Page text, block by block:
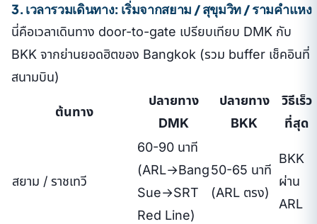
3. เวลารวมเดินทาง: เริ่มจากสยาม / สุขุมวิท / รามคำแหง
นี่คือเวลาเดินทาง door-to-gate เปรียบเทียบ DMK กับ
BKK จากย่านยอดฮิตของ Bangkok (รวม buffer เช็คอินที่
สนามบิน)
ต้นทาง
ปลายทาง
DMK
ปลายทาง
BKK
วิธีเร็ว
ที่สุด
สยาม / ราชเทวี
60-90 นาที
(ARL→Bang
Sue→SRT
Red Line)
50-65 นาที
(ARL ตรง)
BKK
ผ่าน
ARL